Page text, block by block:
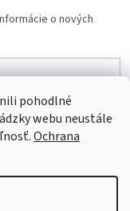
pohodlné
webu neustále
Ochrana
o nových